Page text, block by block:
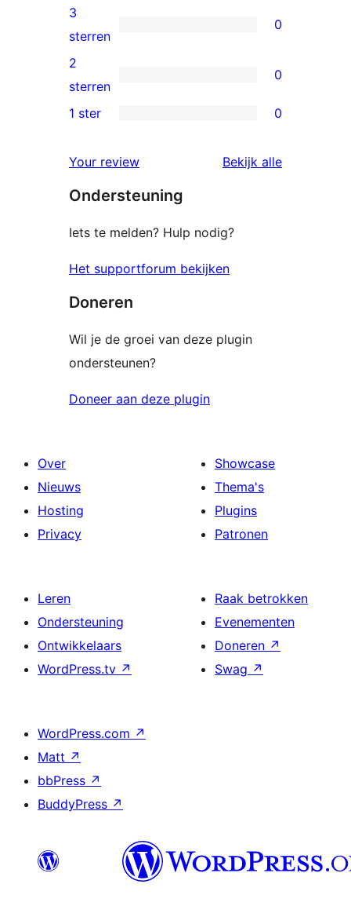
beoordelingen
4
sterren
beoordelingen
0
3
sterren
beoordelingen
3
sterren
0
0
2
beoordelingen
2
sterren
0
sterren
beoordelingen
1 ster 0
Your review Bekijk alle
Ondersteuning
Iets te melden? Hulp nodig?
Het supportforum bekijken
Doneren
Wil je de groei van deze plugin
ondersteunen?
Doneer aan deze plugin
Over
Nieuws
Hosting
Privacy
Showcase
Thema's
Plugins
Patronen
Leren
Ondersteuning
Ontwikkelaars
WordPress.tv ↗
Raak betrokken
Evenementen
Doneren ↗
Swag ↗
WordPress.com ↗
Matt ↗
bbPress ↗
BuddyPress ↗